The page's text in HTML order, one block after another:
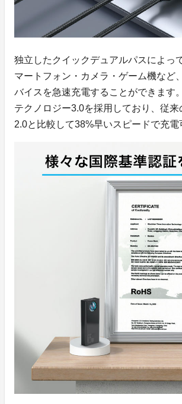
独立したクイックデュアルパスによっ
マートフォン・カメラ・ゲーム機など
バイスを急速充電することができます
テクノロジー3.0を採用しており、従
2.0と比較して38%早いスピードで充電